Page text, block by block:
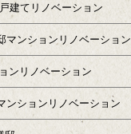
建てリノベーション
マンションリノベーション
ンリノベーション
ンションリノベーション